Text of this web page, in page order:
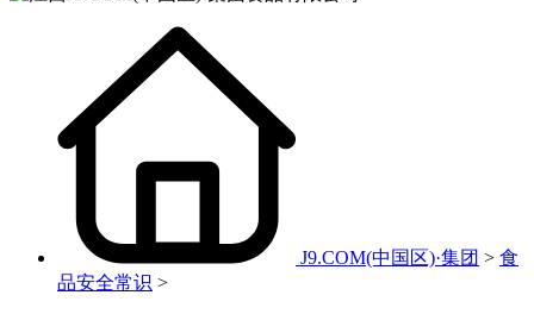
J9.COM(中国区)·集团 > 食
品安全常识 >